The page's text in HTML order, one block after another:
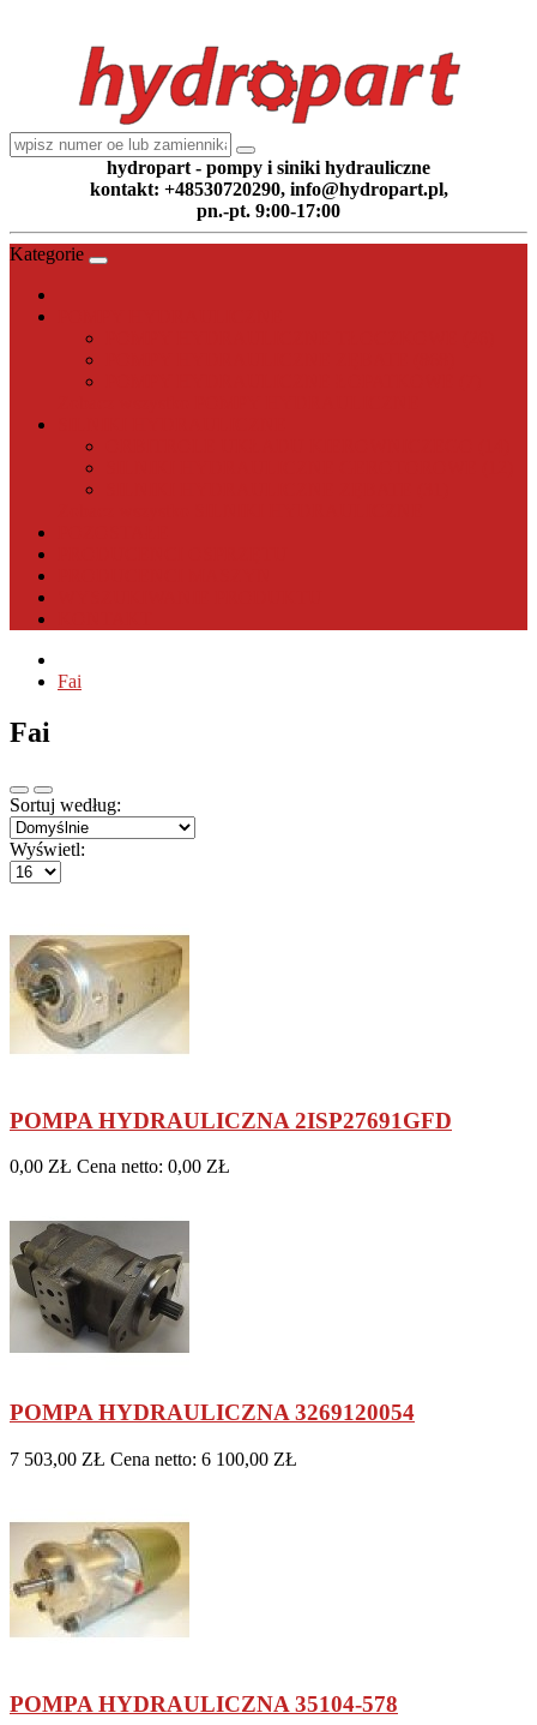
hydropart - pompy i siniki hydrauliczne
kontakt: +48530720290, info@hydropart.pl,
pn.-pt. 9:00-17:00
Kategorie
Fai
Fai
Sortuj według:
Wyświetl:
POMPA HYDRAULICZNA 2ISP27691GFD
0,00 ZŁ Cena netto: 0,00 ZŁ
POMPA HYDRAULICZNA 3269120054
7 503,00 ZŁ Cena netto: 6 100,00 ZŁ
POMPA HYDRAULICZNA 35104-578